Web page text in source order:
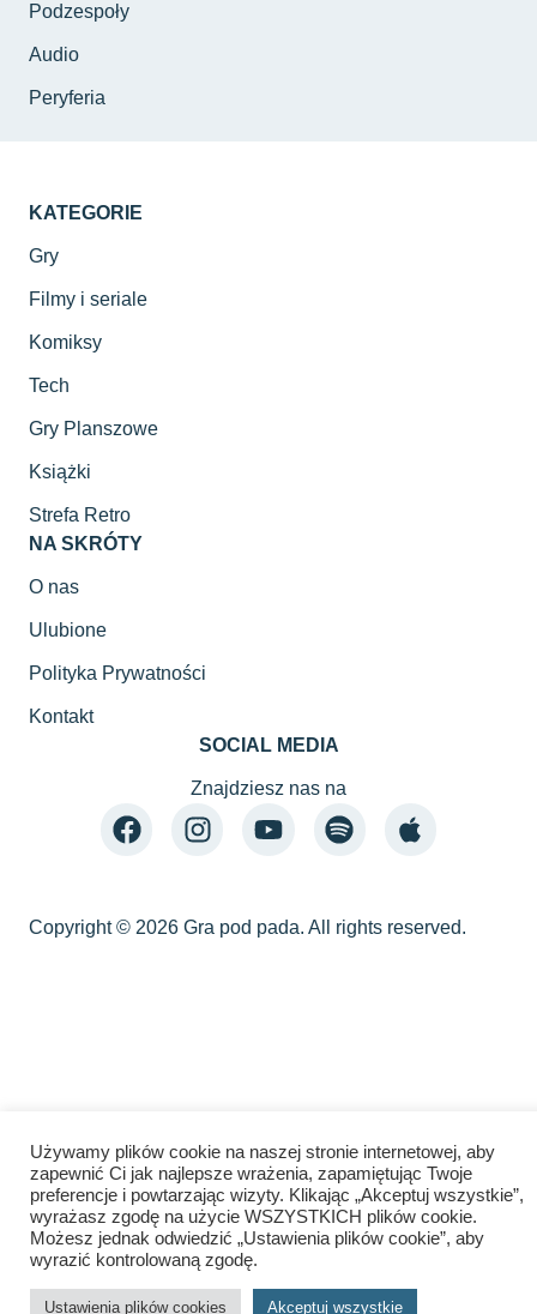
Podzespoły
Audio
Peryferia
KATEGORIE
Gry
Filmy i seriale
Komiksy
Tech
Gry Planszowe
Książki
Strefa Retro
NA SKRÓTY
O nas
Ulubione
Polityka Prywatności
Kontakt
SOCIAL MEDIA
Znajdziesz nas na
Copyright © 2026 Gra pod pada. All rights reserved.
Używamy plików cookie na naszej stronie internetowej, aby
zapewnić Ci jak najlepsze wrażenia, zapamiętując Twoje
preferencje i powtarzając wizyty. Klikając „Akceptuj wszystkie”,
wyrażasz zgodę na użycie WSZYSTKICH plików cookie.
Możesz jednak odwiedzić „Ustawienia plików cookie”, aby
wyrazić kontrolowaną zgodę.
Ustawienia plików cookies Akceptuj wszystkie